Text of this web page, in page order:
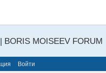
MOISEEV FORUM
Войти